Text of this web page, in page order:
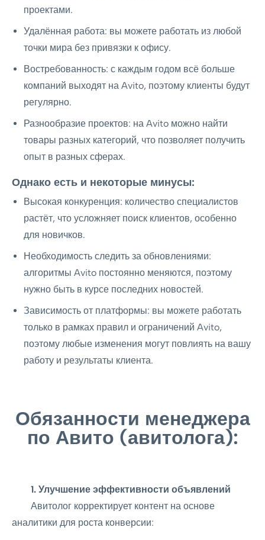
проектами.
Удалённая работа: вы можете работать из любой
точки мира без привязки к офису.
Востребованность: с каждым годом всё больше
компаний выходят на Avito, поэтому клиенты будут
регулярно.
Разнообразие проектов: на Avito можно найти
товары разных категорий, что позволяет получить
опыт в разных сферах.
Однако есть и некоторые минусы:
Высокая конкуренция: количество специалистов
растёт, что усложняет поиск клиентов, особенно
для новичков.
Необходимость следить за обновлениями:
алгоритмы Avito постоянно меняются, поэтому
нужно быть в курсе последних новостей.
Зависимость от платформы: вы можете работать
только в рамках правил и ограничений Avito,
поэтому любые изменения могут повлиять на вашу
работу и результаты клиента.
Обязанности менеджера
по Авито (авитолога):
1. Улучшение эффективности объявлений
Авитолог корректирует контент на основе
аналитики для роста конверсии: